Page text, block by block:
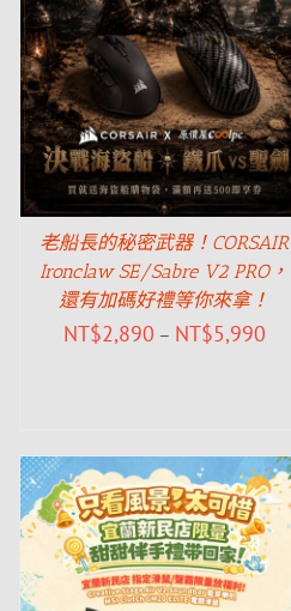
老船長的秘密武器！CORSAIR
Ironclaw SE/Sabre V2 PRO，
還有加碼好禮等你來拿！
NT$2,890 – NT$5,990